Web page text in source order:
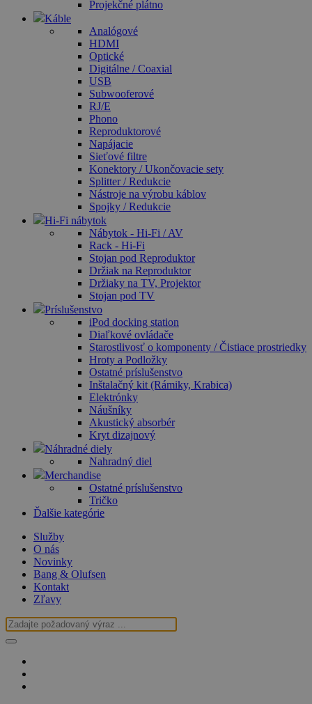
Projekčné plátno
Káble
Analógové
HDMI
Optické
Digitálne / Coaxial
USB
Subwooferové
RJ/E
Phono
Reproduktorové
Napájacie
Sieťové filtre
Konektory / Ukončovacie sety
Splitter / Redukcie
Nástroje na výrobu káblov
Spojky / Redukcie
Hi-Fi nábytok
Nábytok - Hi-Fi / AV
Rack - Hi-Fi
Stojan pod Reproduktor
Držiak na Reproduktor
Držiaky na TV, Projektor
Stojan pod TV
Príslušenstvo
iPod docking station
Diaľkové ovládače
Starostlivosť o komponenty / Čistiace prostriedky
Hroty a Podložky
Ostatné príslušenstvo
Inštalačný kit (Rámiky, Krabica)
Elektrónky
Náušníky
Akustický absorbér
Kryt dizajnový
Náhradné diely
Nahradný diel
Merchandise
Ostatné príslušenstvo
Tričko
Ďalšie kategórie
Služby
O nás
Novinky
Bang & Olufsen
Kontakt
Zľavy